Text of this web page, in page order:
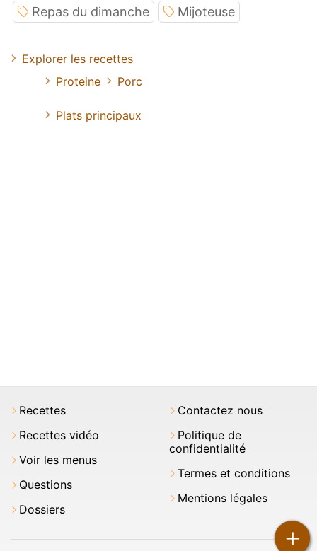
+
Repas du dimanche
Mijoteuse
Explorer les recettes
Proteine
Porc
Plats principaux
Recettes
Recettes vidéo
Voir les menus
Questions
Dossiers
Contactez nous
Politique de
confidentialité
Termes et conditions
Mentions légales